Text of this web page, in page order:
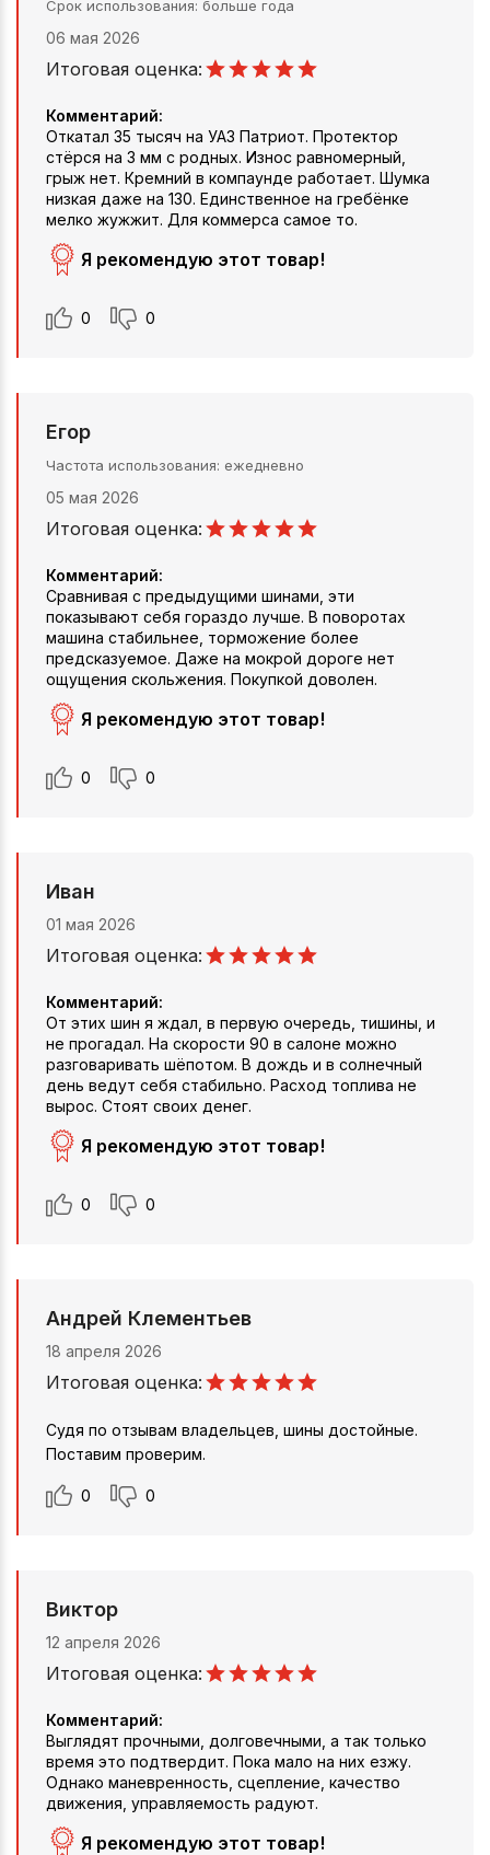
Срок использования больше года
06 мая 2026
Итоговая оценка:
Комментарий:
Откатал 35 тысяч на УАЗ Патриот. Протектор
стёрся на 3 мм с родных. Износ равномерный,
грыж нет. Кремний в компаунде работает. Шумка
низкая даже на 130. Единственное на гребёнке
мелко жужжит. Для коммерса самое то.
Я рекомендую этот товар!
0 0
Егор
Частота использования ежедневно
05 мая 2026
Итоговая оценка:
Комментарий:
Сравнивая с предыдущими шинами, эти
показывают себя гораздо лучше. В поворотах
машина стабильнее, торможение более
предсказуемое. Даже на мокрой дороге нет
ощущения скольжения. Покупкой доволен.
Я рекомендую этот товар!
0 0
Иван
01 мая 2026
Итоговая оценка:
Комментарий:
От этих шин я ждал, в первую очередь, тишины, и
не прогадал. На скорости 90 в салоне можно
разговаривать шёпотом. В дождь и в солнечный
день ведут себя стабильно. Расход топлива не
вырос. Стоят своих денег.
Я рекомендую этот товар!
0 0
Андрей Клементьев
18 апреля 2026
Итоговая оценка:
Судя по отзывам владельцев, шины достойные.
Поставим проверим.
0 0
Виктор
12 апреля 2026
Итоговая оценка:
Комментарий:
Выглядят прочными, долговечными, а так только
время это подтвердит. Пока мало на них езжу.
Однако маневренность, сцепление, качество
движения, управляемость радуют.
Я рекомендую этот товар!